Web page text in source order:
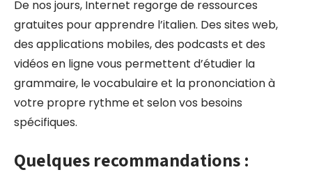
De nos jours, Internet regorge de ressources
gratuites pour apprendre l’italien. Des sites web,
des applications mobiles, des podcasts et des
vidéos en ligne vous permettent d’étudier la
grammaire, le vocabulaire et la prononciation à
votre propre rythme et selon vos besoins
spécifiques.
Quelques recommandations :